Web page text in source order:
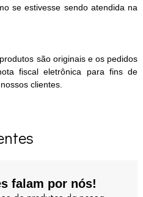
se estivesse sendo atendida na
são originais e os pedidos
fiscal eletrônica para fins de
clientes.
falam por nós!